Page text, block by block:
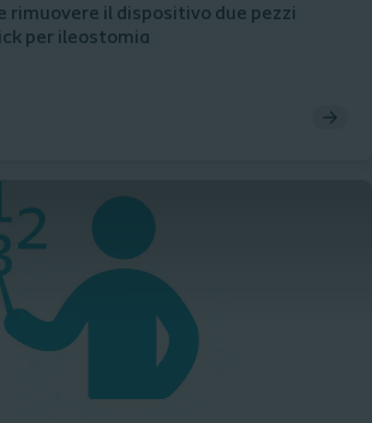
rimuovere il dispositivo due pezzi
per ileostomia